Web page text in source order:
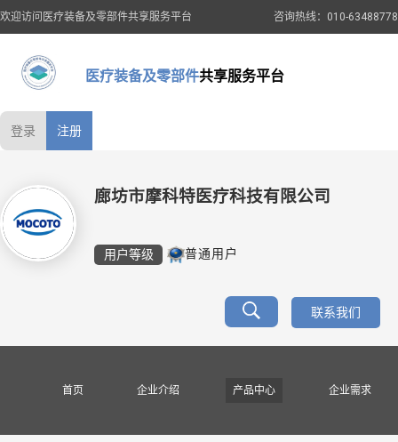
欢迎访问医疗装备及零部件共享服务平台 咨询热线：010-63488778
医疗装备及零部件共享服务平台
登录 注册
廊坊市摩科特医疗科技有限公司
用户等级 普通用户
联系我们
首页 企业介绍 产品中心 企业需求